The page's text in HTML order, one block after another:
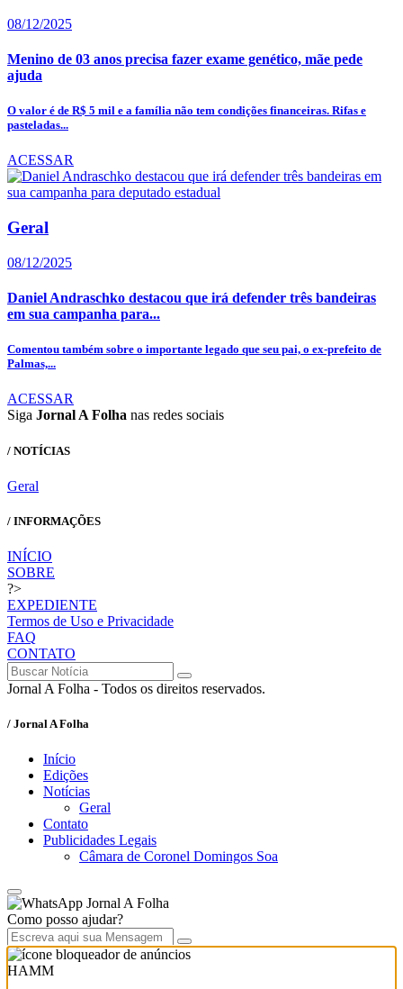
08/12/2025
Menino de 03 anos precisa fazer exame genético, mãe pede
ajuda
O valor é de R$ 5 mil e a família não tem condições financeiras. Rifas e
pasteladas...
ACESSAR
Geral
08/12/2025
Daniel Andraschko destacou que irá defender três bandeiras
em sua campanha para...
Comentou também sobre o importante legado que seu pai, o ex-prefeito de
Palmas,...
ACESSAR
Siga Jornal A Folha nas redes sociais
/ NOTÍCIAS
Geral
/ INFORMAÇÕES
INÍCIO
SOBRE
?>
EXPEDIENTE
Termos de Uso e Privacidade
FAQ
CONTATO
Jornal A Folha - Todos os direitos reservados.
/ Jornal A Folha
Início
Edições
Notícias
Geral
Contato
Publicidades Legais
Câmara de Coronel Domingos Soa
Jornal A Folha
Como posso ajudar?
HAMM